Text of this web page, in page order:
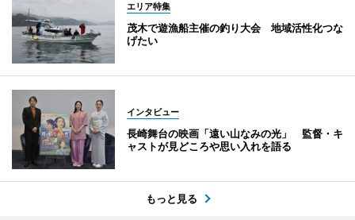
エリア特集
茂木で遊漁船主催の釣り大会 地域活性化つな
げたい
インタビュー
長崎舞台の映画「遠い山なみの光」 監督・キ
ャストが見どころや思い入れを語る
もっと見る